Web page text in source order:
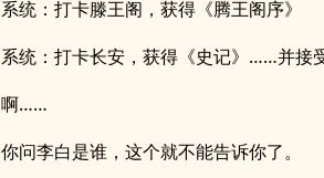
系统：打卡滕王阁，获得《腾王阁序》
系统：打卡长安，获得《史记》……并接
啊……
你问李白是谁，这个就不能告诉你了。